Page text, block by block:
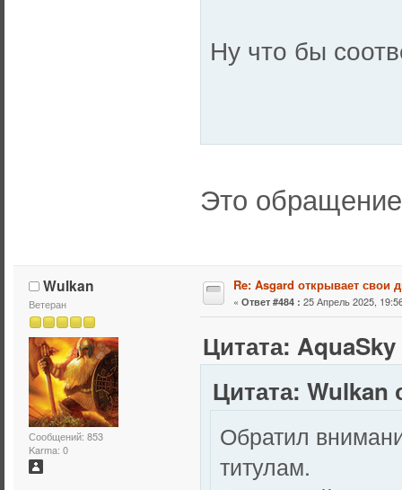
Ну что бы
Это
Wulkan
Ветеран
Сообщений: 853
Karma: 0
Re: Asgard открывает свои
« Ответ #484 : 25 Апрель 2025,
Цитата:
Цитата: Wulkan
Обратил
титулам.